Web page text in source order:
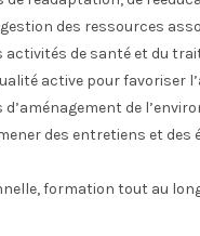
des ressources
activités de santé et du
active pour favoriser
de
des entretiens et
formation tout au